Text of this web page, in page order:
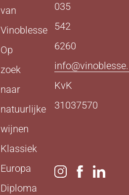
van
Vinoblesse
Op
zoek
naar
natuurlijke
wijnen
Klassiek
Europa
Diploma
035
542
6260
KvK
31037570